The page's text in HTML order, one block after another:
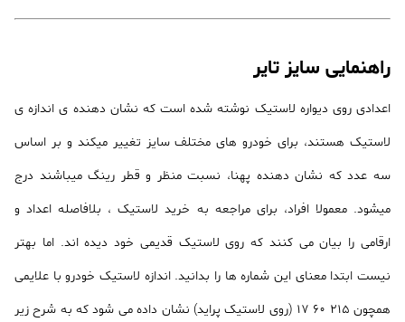
راهنمایی سایز تایر
اعدادی روی دیواره لاستیک نوشته شده است که نشان دهنده ی اندازه ی
لاستیک هستند، برای خودرو های مختلف سایز تغییر میکند و بر اساس
سه عدد که نشان دهنده پهنا، نسبت منظر و قطر رینگ میباشند درج
میشود. معمولا افراد، برای مراجعه به خرید لاستیک ، بلافاصله اعداد و
ارقامی را بیان می کنند که روی لاستیک قدیمی خود دیده اند. اما بهتر
نیست ابتدا معنای این شماره ها را بدانید. اندازه لاستیک خودرو با علایمی
همچون 215 60 17 (روی لاستیک پراید) نشان داده می شود که به شرح زیر